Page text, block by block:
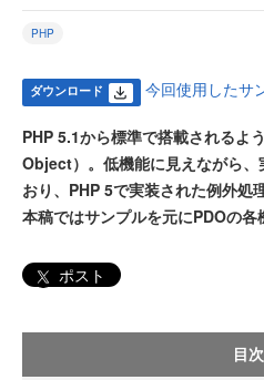
PHP
ダウンロード 今回使用したサ
PHP 5.1から標準で搭載されるよ
Object）。低機能に見えながら、
おり、PHP 5で実装された例外処
本稿ではサンプルを元にPDOの各
ポスト
目次